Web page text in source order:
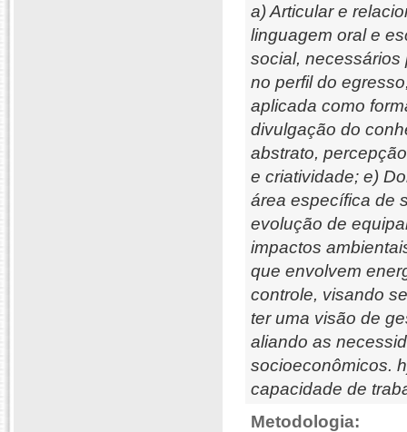
a) Articular e
linguagem oral e
social,
no perfil do
aplicada como
divulgação do
abstrato,
e criatividade; e)
área específica de
evolução de
impactos
que envolvem
controle, visando
ter uma visão de
aliando as
socioeconômicos.
capacidade de
Metodologia: